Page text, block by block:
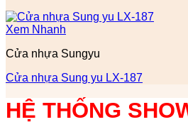
Xem Nhanh
Cửa nhựa Sungyu
Cửa nhựa Sung yu LX-187
HỆ THỐNG